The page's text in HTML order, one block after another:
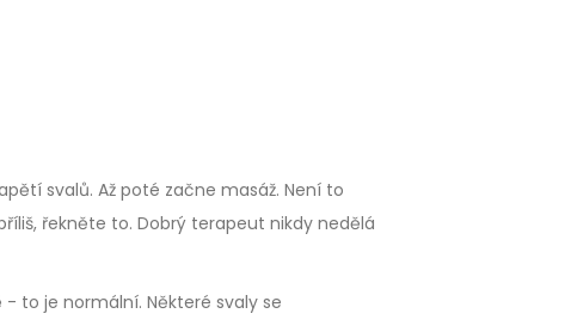
svalů. Až poté začne masáž. Není to
řekněte to. Dobrý terapeut nikdy nedělá
to je normální. Některé svaly se